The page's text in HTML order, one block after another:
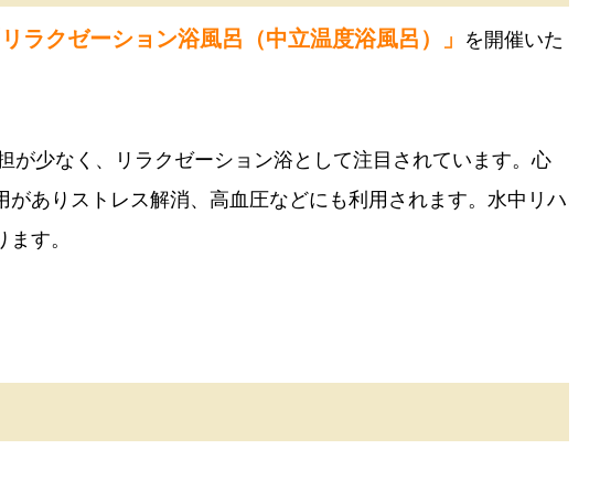
リラクゼーション浴風呂（中立温度浴風呂）」
を開催いた
が少なく、リラクゼーション浴として注目されています。心
ありストレス解消、高血圧などにも利用されます。水中リハ
す。